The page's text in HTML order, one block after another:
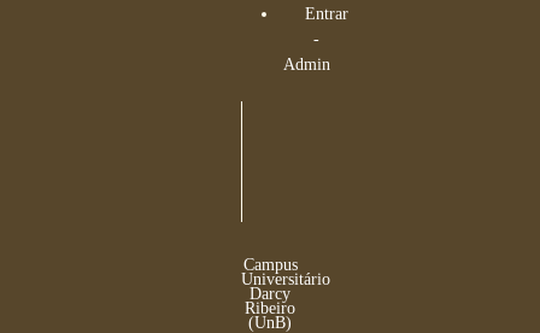
Entrar
-
Admin
Campus
Universitário
Darcy
Ribeiro
(UnB)